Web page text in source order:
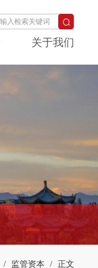
关于我们
/ 监管资本 / 正文